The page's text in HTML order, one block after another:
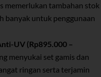
memerlukan tambahan stok
banyak untuk penggunaan
UV (Rp895.000 –
menyukai set gamis dan
ringan serta terjamin